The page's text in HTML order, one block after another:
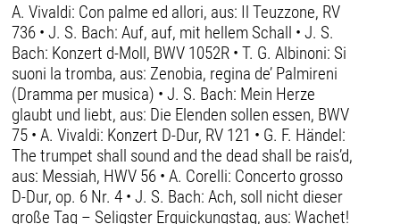
A. Vivaldi: Con palme ed allori, aus: Il Teuzzone, RV
736 • J. S. Bach: Auf, auf, mit hellem Schall • J. S.
Bach: Konzert d-Moll, BWV 1052R • T. G. Albinoni: Si
suoni la tromba, aus: Zenobia, regina de’ Palmireni
(Dramma per musica) • J. S. Bach: Mein Herze
glaubt und liebt, aus: Die Elenden sollen essen, BWV
75 • A. Vivaldi: Konzert D-Dur, RV 121 • G. F. Händel:
The trumpet shall sound and the dead shall be rais’d,
aus: Messiah, HWV 56 • A. Corelli: Concerto grosso
D-Dur, op. 6 Nr. 4 • J. S. Bach: Ach, soll nicht dieser
große Tag – Seligster Erquickungstag, aus: Wachet!